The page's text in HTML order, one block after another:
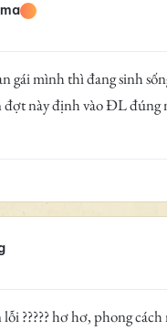
mình thì đang sinh
này định vào ĐL đúng
????? hơ hơ, phong